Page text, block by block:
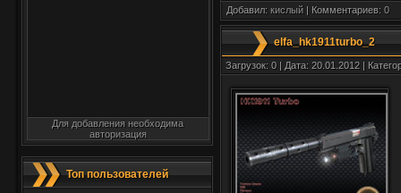
Для добавления необходима
авторизация
Топ пользователей
Добавил: кислый | Комментариев: 0
elfa_hk1911turbo_2
Загрузок: 0 | Дата: 20.01.2012 |